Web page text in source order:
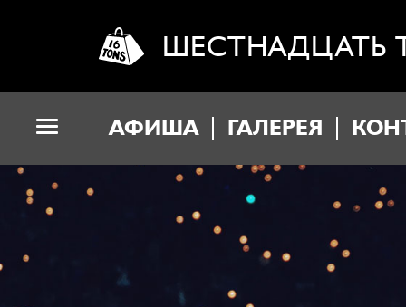
ШЕСТНАДЦАТЬ
АФИША ГАЛЕРЕЯ